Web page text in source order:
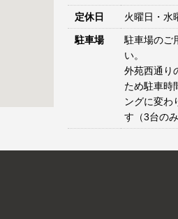
定休日 火曜日・水
駐車場
駐車場のご
い。
外苑西通り
ため駐車時
ングに変わ
す（3台のみ